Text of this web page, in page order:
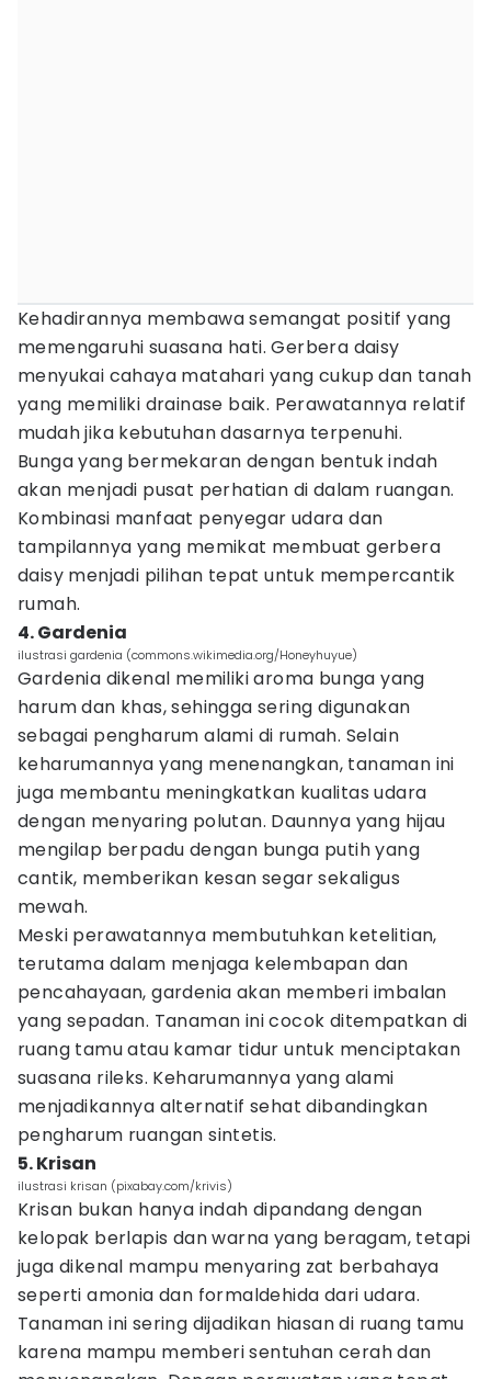
Kehadirannya membawa semangat positif yang
memengaruhi suasana hati. Gerbera daisy
menyukai cahaya matahari yang cukup dan tanah
yang memiliki drainase baik. Perawatannya relatif
mudah jika kebutuhan dasarnya terpenuhi.
Bunga yang bermekaran dengan bentuk indah
akan menjadi pusat perhatian di dalam ruangan.
Kombinasi manfaat penyegar udara dan
tampilannya yang memikat membuat gerbera
daisy menjadi pilihan tepat untuk mempercantik
rumah.
4. Gardenia
ilustrasi gardenia (commons.wikimedia.org/Honeyhuyue)
Gardenia dikenal memiliki aroma bunga yang
harum dan khas, sehingga sering digunakan
sebagai pengharum alami di rumah. Selain
keharumannya yang menenangkan, tanaman ini
juga membantu meningkatkan kualitas udara
dengan menyaring polutan. Daunnya yang hijau
mengilap berpadu dengan bunga putih yang
cantik, memberikan kesan segar sekaligus
mewah.
Meski perawatannya membutuhkan ketelitian,
terutama dalam menjaga kelembapan dan
pencahayaan, gardenia akan memberi imbalan
yang sepadan. Tanaman ini cocok ditempatkan di
ruang tamu atau kamar tidur untuk menciptakan
suasana rileks. Keharumannya yang alami
menjadikannya alternatif sehat dibandingkan
pengharum ruangan sintetis.
5. Krisan
ilustrasi krisan (pixabay.com/krivis)
Krisan bukan hanya indah dipandang dengan
kelopak berlapis dan warna yang beragam, tetapi
juga dikenal mampu menyaring zat berbahaya
seperti amonia dan formaldehida dari udara.
Tanaman ini sering dijadikan hiasan di ruang tamu
karena mampu memberi sentuhan cerah dan